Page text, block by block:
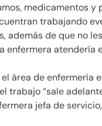
medicamentos y
trabajando
además de que no
enfermera atendería
área de enfermería
trabajo “sale
jefa de